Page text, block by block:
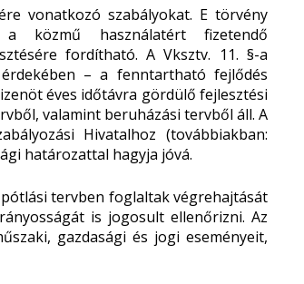
vonatkozó szabályokat. E törvény
közmű használatért fizetendő
fordítható. A Vksztv. 11. §-a
– a fenntartható fejlődés
éves időtávra gördülő fejlesztési
valamint beruházási tervből áll. A
Hivatalhoz (továbbiakban:
határozattal hagyja jóvá.
tervben foglaltak végrehajtását
is jogosult ellenőrizni. Az
gazdasági és jogi eseményeit,